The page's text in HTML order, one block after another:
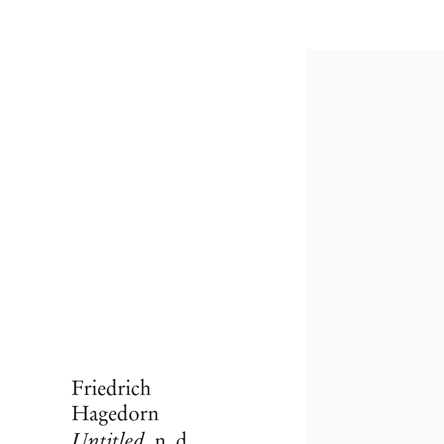
Friedrich
Hagedorn